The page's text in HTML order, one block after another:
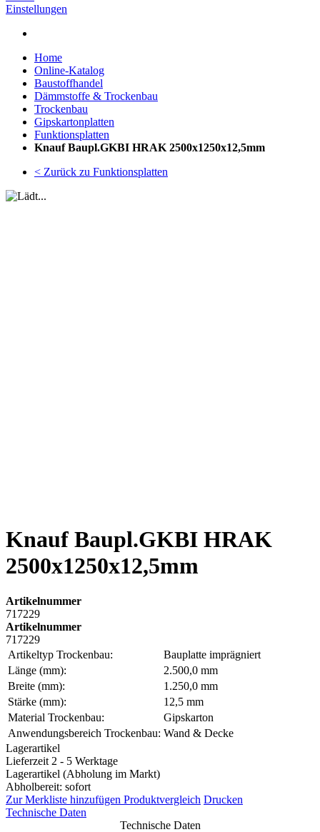
Einstellungen
Home
Online-Katalog
Baustoffhandel
Dämmstoffe & Trockenbau
Trockenbau
Gipskartonplatten
Funktionsplatten
Knauf Baupl.GKBI HRAK 2500x1250x12,5mm
< Zurück zu Funktionsplatten
Knauf Baupl.GKBI HRAK
2500x1250x12,5mm
Artikelnummer
717229
Artikelnummer
717229
Artikeltyp Trockenbau:
Bauplatte imprägniert
Länge (mm):
2.500,0 mm
Breite (mm):
1.250,0 mm
Stärke (mm):
12,5 mm
Material Trockenbau:
Gipskarton
Anwendungsbereich Trockenbau: Wand & Decke
Lagerartikel
Lieferzeit 2 - 5 Werktage
Lagerartikel (Abholung im Markt)
Abholbereit: sofort
Zur Merkliste hinzufügen Produktvergleich Drucken
Technische Daten
Technische Daten